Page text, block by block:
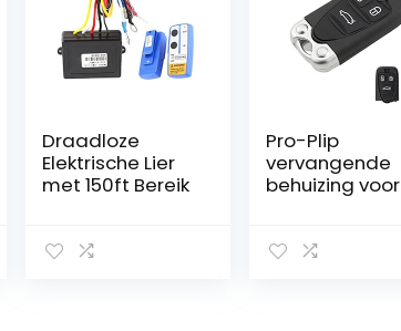
Draadloze
Elektrische Lier
met 150ft Bereik
Pro-Plip
vervangende
behuizing voor
GT 946 GT